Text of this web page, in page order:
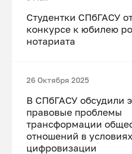
Студентки СПбГАСУ
конкурсе к юбилею
нотариата
26 Октября 2025
В СПбГАСУ обсудили
правовые проблемы
трансформации
отношений в условиях
цифровизации